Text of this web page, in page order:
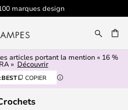
stock expédiés sous 1 jour ouvré
articles portant la mention « 16 %
» Découvrir
BEST COPIER